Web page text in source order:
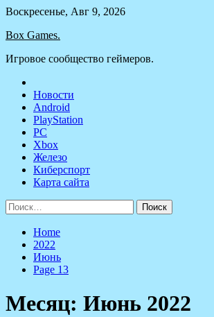
Skip
content
Воскресенье, Авг 9, 2026
Box Games.
Игровое сообщество геймеров.
Новости
Android
PlayStation
PC
Xbox
Железо
Киберспорт
Карта сайта
Найти:
Home
2022
Июнь
Page 13
Месяц: Июнь 2022